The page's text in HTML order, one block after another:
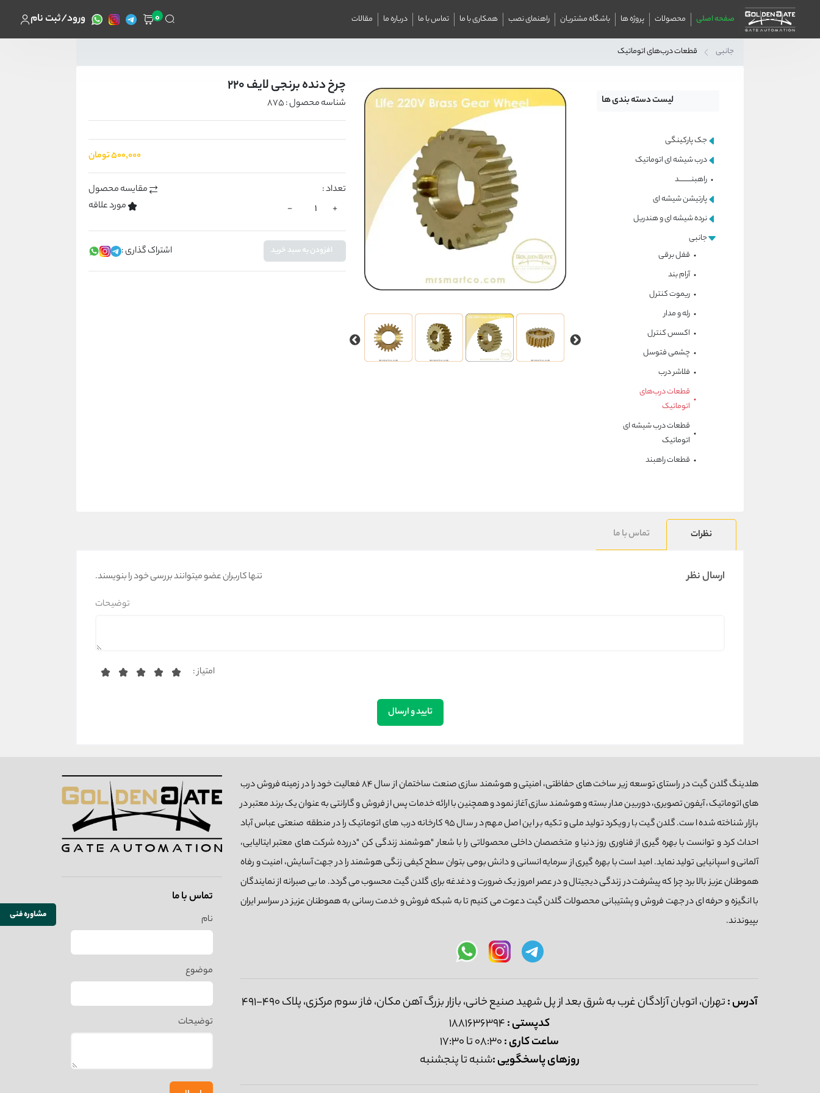
صفحه اصلی محصولات پروژه ها باشگاه مشتریان راهنمای نصب همکاری با ما تماس با ما درباره ما مقالات 0 ورود/ثبت نام
مشاوره فنی
جانبی قطعات درب‌های اتوماتیک
لیست دسته بندی ها
جک پارکینگی
درب شیشه ای اتوماتیک
راهبنــــــــــد
پارتیشن شیشه ای
نرده شیشه ای و هندریل
جانبی
قفل برقی
آرام بند
ریموت کنترل
رله و مدار
اکسس کنترل
چشمی فتوسل
فلاشر درب
قطعات درب‌های
اتوماتیک
قطعات درب شیشه ای
اتوماتیک
قطعات راهبند
چرخ دنده برنجی لایف 220
شناسه محصول : 875
۵۰۰٬۰۰۰ تومان
تعداد :
+
-
مقایسه محصول
مورد علاقه
افزودن به سبد خرید اشتراک گذاری :
نظرات تماس با ما
ارسال نظر
تنها کاربران عضو میتوانند بررسی خود را بنویسند.
توضیحات
امتیاز :
تایید و ارسال
هلدینگ گلدن گیت در راستای توسعه زیر ساخت های حفاظتی، امنیتی و هوشمند سازی صنعت ساختمان از سال 84 فعالیت خود را در زمینه فروش درب
های اتوماتیک، آیفون تصویری، دوربین مدار بسته و هوشمند سازی آغاز نمود و همچنین با ارائه خدمات پس از فروش و گارانتی به عنوان یک برند معتبر در
بازار شناخته شده است. گلدن گیت با رویکرد تولید ملی و تکیه بر این اصل مهم در سال 95 کارخانه درب های اتوماتیک را در منطقه صنعتی عباس آباد
احداث کرد و توانست با بهره گیری از فناوری روز دنیا و متخصصان داخلی محصولاتی را با شعار "هوشمند زندگی کن "دررده شرکت های معتبر ایتالیایی،
آلمانی و اسپانیایی تولید نماید. امید است با بهره گیری از سرمایه انسانی و دانش بومی بتوان سطح کیفی زنگی هوشمند را در جهت آسایش، امنیت و رفاه
هموطنان عزیز بالا برد چرا که پیشرفت در زندگی دیجیتال و در عصر امروز یک ضرورت و دغدغه برای گلدن گیت محسوب می گردد. ما بی صبرانه از نمایندگان
با انگیزه و حرفه ای در جهت فروش و پشتیبانی محصولات گلدن گیت دعوت می کنیم تا به شبکه فروش و خدمت رسانی به هموطنان عزیز در سراسر ایران
بپیوندند.
آدرس :تهران، اتوبان آزادگان غرب به شرق بعد از پل شهید صنیع خانی، بازار بزرگ آهن مکان، فاز سوم مرکزی، پلاک 490-491
کدپستی :1881636394
ساعت کاری :
روزهای پاسخگویی :شنبه تا پنجشنبه
تماس با ما
نام
موضوع
توضیحات